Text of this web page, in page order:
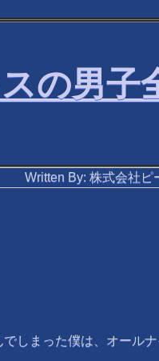
の男子
Written By: 株式会社
しまった僕は、オール